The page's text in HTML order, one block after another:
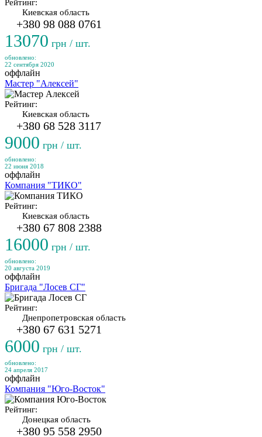
Рейтинг:
Киевская область
+380 98 088 0761
13070 грн / шт.
обновлено:
22 сентября 2020
оффлайн
Мастер "Алексей"
Рейтинг:
Киевская область
+380 68 528 3117
9000 грн / шт.
обновлено:
22 июня 2018
оффлайн
Компания "ТИКО"
Рейтинг:
Киевская область
+380 67 808 2388
16000 грн / шт.
обновлено:
20 августа 2019
оффлайн
Бригада "Лосев СГ"
Рейтинг:
Днепропетровская область
+380 67 631 5271
6000 грн / шт.
обновлено:
24 апреля 2017
оффлайн
Компания "Юго-Восток"
Рейтинг:
Донецкая область
+380 95 558 2950